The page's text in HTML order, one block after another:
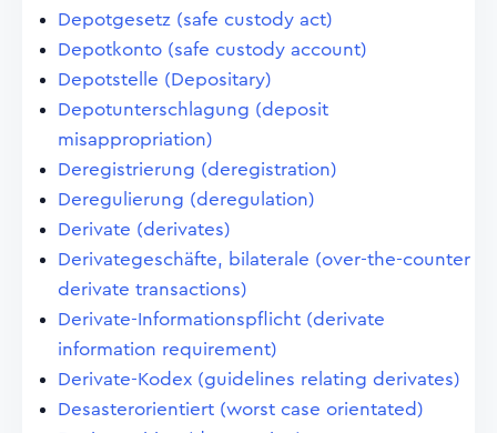
Depotgesetz (safe custody act)
Depotkonto (safe custody account)
Depotstelle (Depositary)
Depotunterschlagung (deposit
misappropriation)
Deregistrierung (deregistration)
Deregulierung (deregulation)
Derivate (derivates)
Derivategeschäfte, bilaterale (over-the-counter
derivate transactions)
Derivate-Informationspflicht (derivate
information requirement)
Derivate-Kodex (guidelines relating derivates)
Desasterorientiert (worst case orientated)